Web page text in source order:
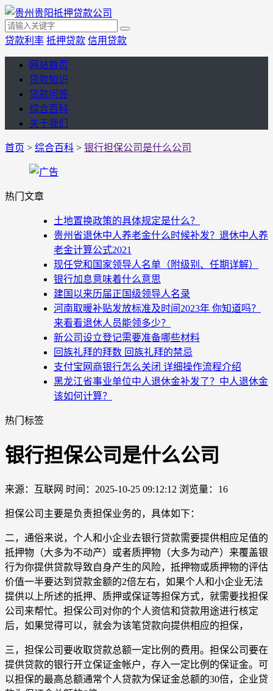
贷款利率 抵押贷款 信用贷款
网站首页
贷款知识
贷款问答
综合百科
关于我们
首页 > 综合百科 > 银行担保公司是什么公司
热门文章
土地置换政策的具体规定是什么？
贵州省退休中人养老金什么时候补发？退休中人养
老金计算公式2021
现任党和国家领导人名单（附级别、任期详解）
银行加息意味着什么意思
建国以来历届正国级领导人名录
河南取暖补贴发放标准及时间2023年 你知道吗？
来看看退休人员能领多少？
新公司设立登记需要准备哪些材料
回族礼拜的拜数 回族礼拜的禁忌
支付宝网商银行怎么关闭 详细操作流程介绍
黑龙江省事业单位中人退休金补发了？中人退休金
该如何计算？
热门标签
银行担保公司是什么公司
来源：互联网 时间：2025-10-25 09:12:12 浏览量：16
担保公司主要是负责担保业务的，具体如下：
二，通俗来说，个人和小企业去银行贷款需要提供相应足值的
抵押物（大多为不动产）或者质押物（大多为动产）来覆盖银
行为你提供贷款导致自身产生的风险，抵押物或质押物的评估
价值一半要达到贷款金额的2倍左右，如果个人和小企业无法
提供以上所述的抵押、质押或保证等担保方式，就需要找担保
公司来帮忙。担保公司对你的个人资信和贷款用途进行核定
后，如果觉得可以，就会为该笔贷款向提供相应的担保，
三，担保公司要收取贷款总额一定比例的费用。担保公司要在
提供贷款的银行开立保证金帐户，存入一定比例的保证金。可
以担保的最高总额通常个人贷款为保证金总额的30倍，企业贷